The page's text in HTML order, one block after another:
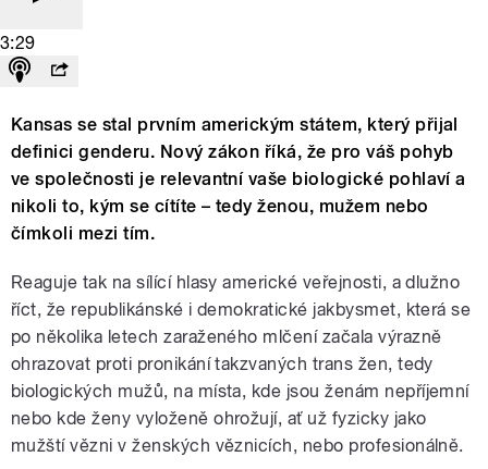
3:29
Kansas se stal prvním americkým státem, který přijal
definici genderu. Nový zákon říká, že pro váš pohyb
ve společnosti je relevantní vaše biologické pohlaví a
nikoli to, kým se cítíte – tedy ženou, mužem nebo
čímkoli mezi tím.
Reaguje tak na sílící hlasy americké veřejnosti, a dlužno
říct, že republikánské i demokratické jakbysmet, která se
po několika letech zaraženého mlčení začala výrazně
ohrazovat proti pronikání takzvaných trans žen, tedy
biologických mužů, na místa, kde jsou ženám nepříjemní
nebo kde ženy vyloženě ohrožují, ať už fyzicky jako
mužští vězni v ženských věznicích, nebo profesionálně.